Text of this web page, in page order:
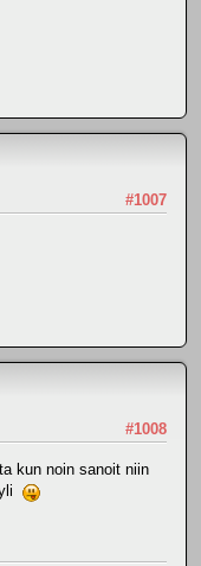
#1007
#1008
kun noin sanoit niin